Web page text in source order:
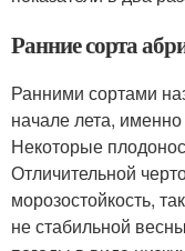
Ранние сорта
Ранними сортами
начале лета,
Некоторые
Отличительной
морозостойкость,
не стабильной